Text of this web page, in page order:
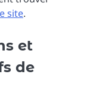
site.
et
de